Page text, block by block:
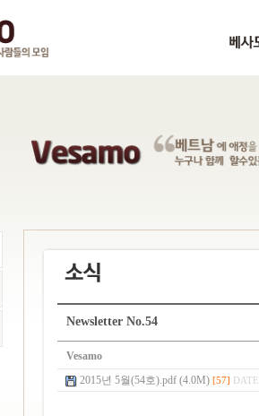
Newsletter No.54
Vesamo
2015년 5월(54호).pdf (4.0M) [57]